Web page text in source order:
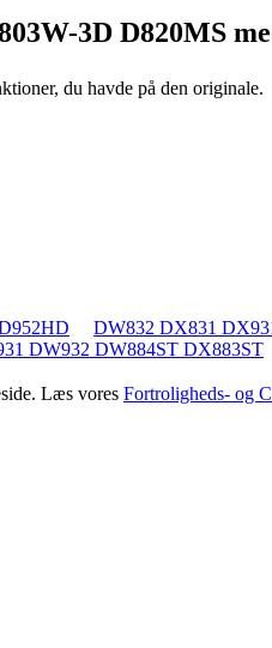
3D D820MS
du havde på den originale.
DW832 DX831
DW932 DW884ST DX883ST
Læs vores Fortroligheds- og